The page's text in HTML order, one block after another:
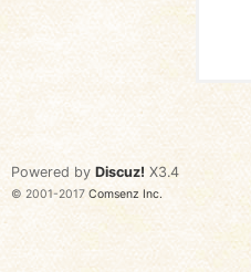
Powered by Discuz! X3.4
© 2001-2017 Comsenz Inc.